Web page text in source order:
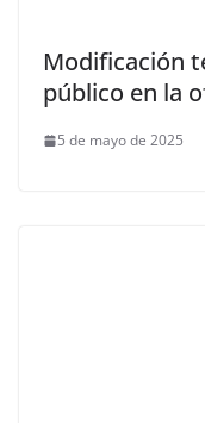
Modificación
público en la
5 de mayo de 2025